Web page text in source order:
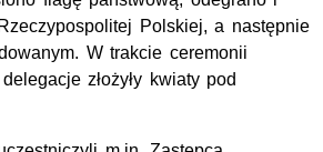
Polskiej, a następnie
W trakcie ceremonii
złożyły kwiaty pod